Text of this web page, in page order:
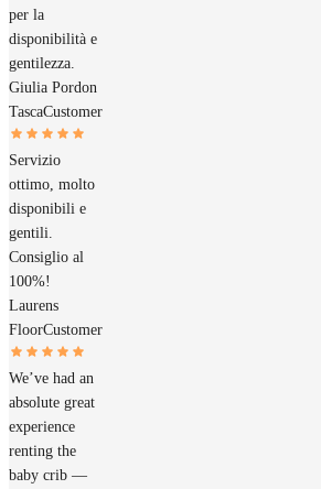
per la
disponibilità e
gentilezza.
Giulia Pordon
TascaCustomer
Servizio
ottimo, molto
disponibili e
gentili.
Consiglio al
100%!
Laurens
FloorCustomer
We’ve had an
absolute great
experience
renting the
baby crib —